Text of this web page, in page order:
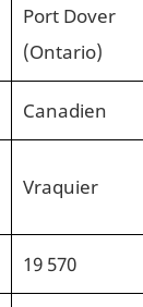
Port Dover
(Ontario)
Canadien
Vraquier
19 570